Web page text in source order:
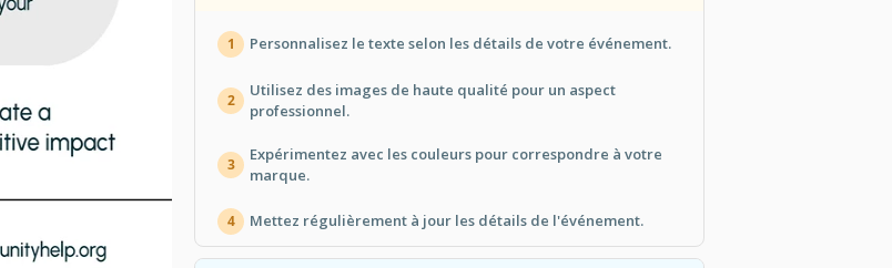
1 Personnalisez le texte selon les détails de votre événement.
2
Utilisez des images de haute qualité pour un aspect
professionnel.
3
Expérimentez avec les couleurs pour correspondre à votre
marque.
4 Mettez régulièrement à jour les détails de l'événement.